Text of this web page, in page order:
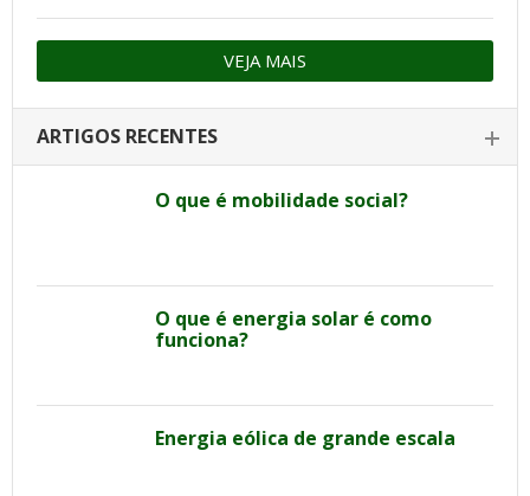
VEJA MAIS
ARTIGOS RECENTES
O que é mobilidade social?
O que é energia solar é como
funciona?
Energia eólica de grande escala